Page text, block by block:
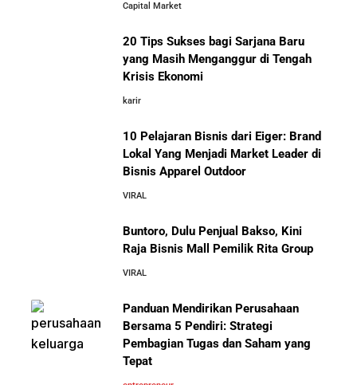
Capital Market
20 Tips Sukses bagi Sarjana Baru
yang Masih Menganggur di Tengah
Krisis Ekonomi
karir
10 Pelajaran Bisnis dari Eiger: Brand
Lokal Yang Menjadi Market Leader di
Bisnis Apparel Outdoor
VIRAL
Buntoro, Dulu Penjual Bakso, Kini
Raja Bisnis Mall Pemilik Rita Group
VIRAL
Panduan Mendirikan Perusahaan
Bersama 5 Pendiri: Strategi
Pembagian Tugas dan Saham yang
Tepat